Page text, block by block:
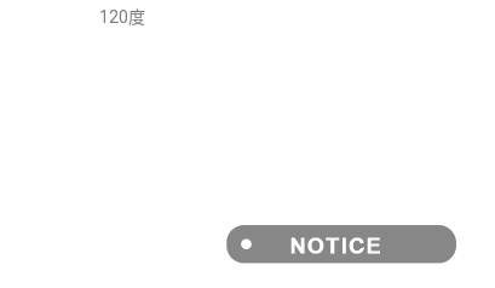
120度